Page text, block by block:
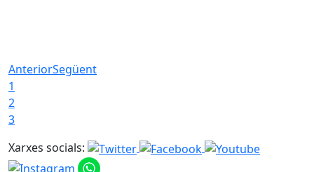
AnteriorSegüent
1
2
3
Xarxes socials: